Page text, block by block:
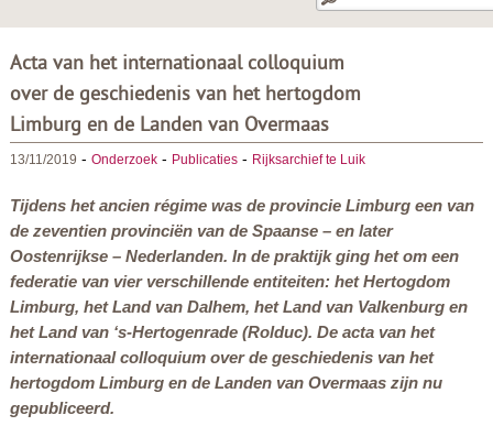
Acta van het internationaal colloquium
over de geschiedenis van het hertogdom
Limburg en de Landen van Overmaas
13/11/2019 - Onderzoek- Publicaties- Rijksarchief te Luik
Tijdens het ancien régime was de provincie Limburg een van
de zeventien provinciën van de Spaanse – en later
Oostenrijkse – Nederlanden. In de praktijk ging het om een
federatie van vier verschillende entiteiten: het Hertogdom
Limburg, het Land van Dalhem, het Land van Valkenburg en
het Land van ‘s-Hertogenrade (Rolduc). De acta van het
internationaal colloquium over de geschiedenis van het
hertogdom Limburg en de Landen van Overmaas zijn nu
gepubliceerd.